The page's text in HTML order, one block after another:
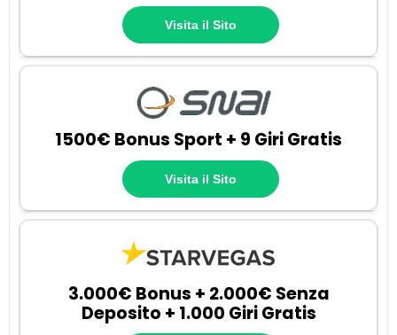
Visita il Sito
1500€ Bonus Sport + 9 Giri Gratis
Visita il Sito
3.000€ Bonus + 2.000€ Senza
Deposito + 1.000 Giri Gratis